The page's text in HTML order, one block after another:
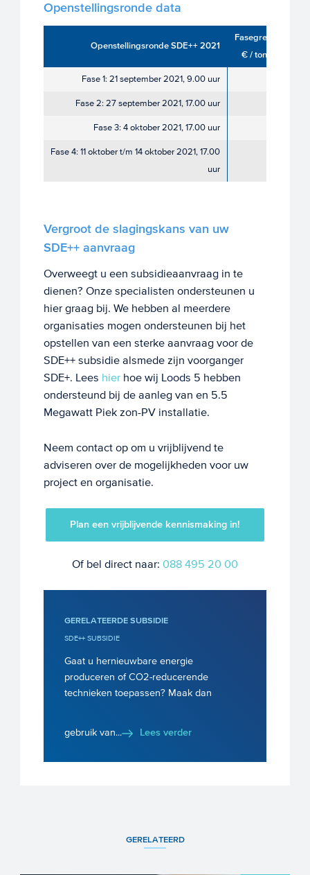
Openstellingsronde data
Openstellingsronde SDE++ 2021
Fasegrenzen
€ / ton CO₂
Fase 1: 21 september 2021, 9.00 uur
Fase 2: 27 september 2021, 17.00 uur
Fase 3: 4 oktober 2021, 17.00 uur
Fase 4: 11 oktober t/m 14 oktober 2021, 17.00
uur
Vergroot de slagingskans van uw
SDE++ aanvraag
Overweegt u een subsidieaanvraag in te
dienen? Onze specialisten ondersteunen u
hier graag bij. We hebben al meerdere
organisaties mogen ondersteunen bij het
opstellen van een sterke aanvraag voor de
SDE++ subsidie alsmede zijn voorganger
SDE+. Lees hierhoe wij Loods 5 hebben
ondersteund bij de aanleg van en 5.5
Megawatt Piek zon-PV installatie.
Neem contact op om u vrijblijvend te
adviseren over de mogelijkheden voor uw
project en organisatie.
Plan een vrijblijvende kennismaking in!
Of bel direct naar: 088 495 20 00
GERELATEERDE SUBSIDIE
SDE++ SUBSIDIE
Gaat u hernieuwbare energie
produceren of CO2-reducerende
technieken toepassen? Maak dan
gebruik van... Lees verder
GERELATEERD